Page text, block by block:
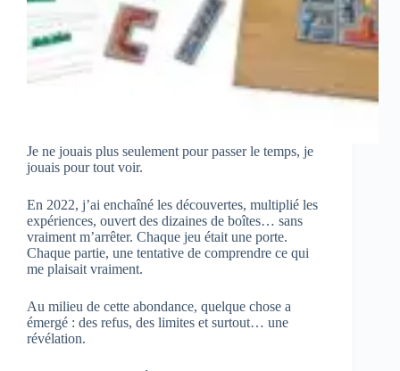
Je ne jouais plus seulement pour passer le temps, je
jouais pour tout voir.
En 2022, j’ai enchaîné les découvertes, multiplié les
expériences, ouvert des dizaines de boîtes… sans
vraiment m’arrêter. Chaque jeu était une porte.
Chaque partie, une tentative de comprendre ce qui
me plaisait vraiment.
Au milieu de cette abondance, quelque chose a
émergé : des refus, des limites et surtout… une
révélation.